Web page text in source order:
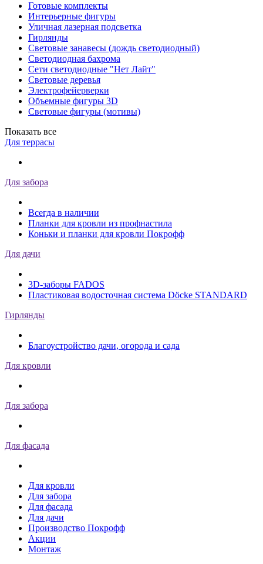
Готовые комплекты
Интерьерные фигуры
Уличная лазерная подсветка
Гирлянды
Световые занавесы (дождь светодиодный)
Светодиодная бахрома
Сети светодиодные "Нет Лайт"
Световые деревья
Электрофейерверки
Объемные фигуры 3D
Световые фигуры (мотивы)
Показать все
Для террасы
Для забора
Всегда в наличии
Планки для кровли из профнастила
Коньки и планки для кровли Покрофф
Для дачи
3D-заборы FADOS
Пластиковая водосточная система Döcke STANDARD
Гирлянды
Благоустройство дачи, огорода и сада
Для кровли
Для забора
Для фасада
Для кровли
Для забора
Для фасада
Для дачи
Производство Покрофф
Акции
Монтаж